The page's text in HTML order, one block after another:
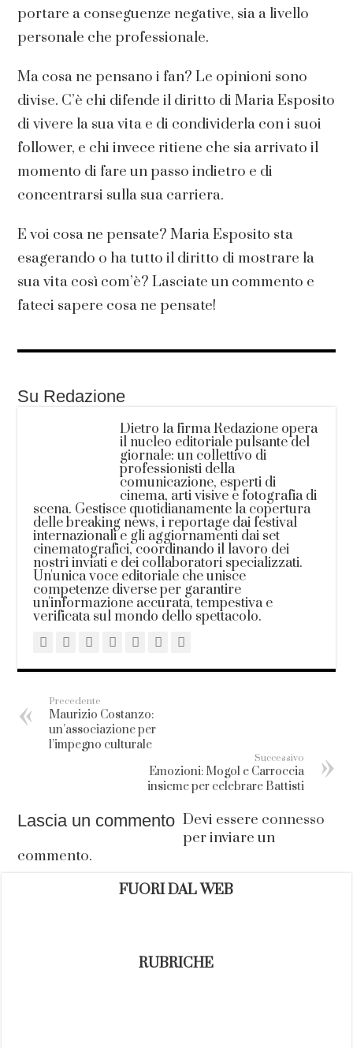
portare a conseguenze negative, sia a livello
personale che professionale.
Ma cosa ne pensano i fan? Le opinioni sono
divise. C’è chi difende il diritto di Maria Esposito
di vivere la sua vita e di condividerla con i suoi
follower, e chi invece ritiene che sia arrivato il
momento di fare un passo indietro e di
concentrarsi sulla sua carriera.
E voi cosa ne pensate? Maria Esposito sta
esagerando o ha tutto il diritto di mostrare la
sua vita così com’è? Lasciate un commento e
fateci sapere cosa ne pensate!
Su Redazione
Dietro la firma Redazione opera
il nucleo editoriale pulsante del
giornale: un collettivo di
professionisti della
comunicazione, esperti di
cinema, arti visive e fotografia di
scena. Gestisce quotidianamente la copertura
delle breaking news, i reportage dai festival
internazionali e gli aggiornamenti dai set
cinematografici, coordinando il lavoro dei
nostri inviati e dei collaboratori specializzati.
Un'unica voce editoriale che unisce
competenze diverse per garantire
un'informazione accurata, tempestiva e
verificata sul mondo dello spettacolo.
Precedente
Maurizio Costanzo:
un’associazione per
l’impegno culturale
Successivo
Emozioni: Mogol e Carroccia
insieme per celebrare Battisti
Lascia un commento Devi essere connesso
per inviare un
commento.
FUORI DAL WEB
RUBRICHE